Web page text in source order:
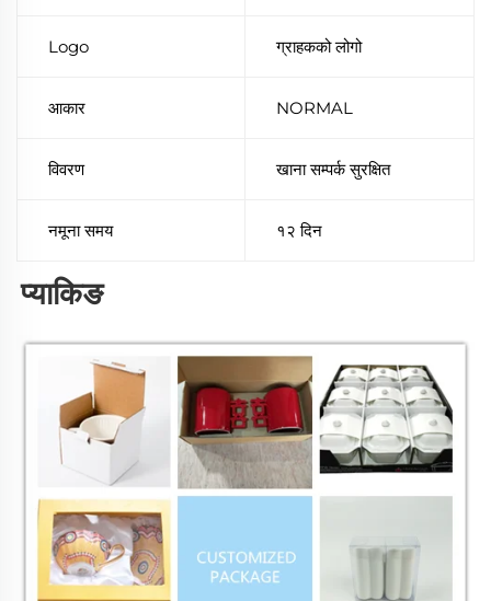
Logo ग्राहकको लोगो
आकार NORMAL
विवरण खाना सम्पर्क सुरक्षित
नमूना समय १२ दिन
प्याकिङ